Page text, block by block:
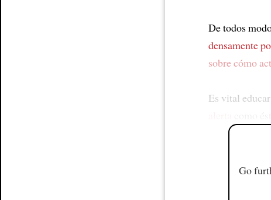
De todos
densamente
sobre cómo
Es vital
Go